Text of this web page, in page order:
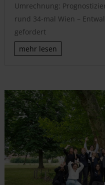
Umrechnung:
rund 34-mal Wien –
gefordert
mehr lesen